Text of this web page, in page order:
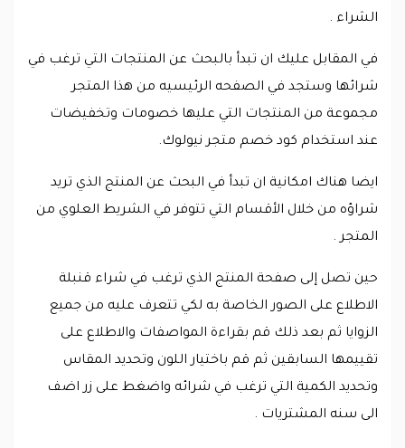
الشراء .
في المقابل عليك ان تبدأ بالبحث عن المنتجات التي ترغب في
شرائها وستجد في الصفحه الرئيسيه من هذا المتجر
مجموعة من المنتجات التي عليها خصومات وتخفيضات
عند استخدام كود خصم متجر نيولوك.
ايضا هناك امكانية ان تبدأ في البحث عن المنتج الذي تريد
شراؤه من خلال الأقسام التي تتوفر في الشريط العلوي من
المتجر .
حين تصل إلى صفحة المنتج الذي ترغب في شراء قنبلة
الاطلاع على الصور الخاصة به لكي تتعرف عليه من جميع
الزوايا ثم بعد ذلك قم بقراءة المواصفات والاطلاع على
تقييمها السابقين ثم قم باختيار اللون وتحديد المقاس
وتحديد الكمية التي ترغب في شرائه واضغط على زر اضف
الى سنه المشتريات .